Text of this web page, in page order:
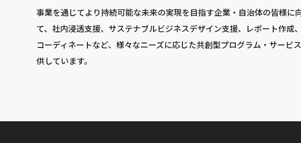
事業を通じてより持続可能な未来の実現を目指す企業・自治体の皆様に
て、社内浸透支援、サステナブルビジネスデザイン支援、レポート作成
コーディネートなど、様々なニーズに応じた共創型プログラム・サービ
供しています。